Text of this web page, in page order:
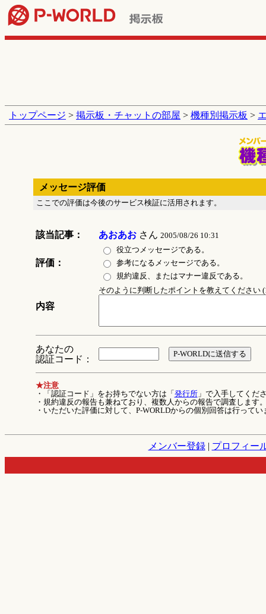
トップページ > 掲示板・チャットの部屋 > 機種別掲示板 >
メッセージ評価
ここでの評価は今後のサービス検証に活用されます。
該当記事： あおあおさん 2005/08/26 10:31
評価：
役立つメッセージである。
参考になるメッセージである。
規約違反、またはマナー違反である。
内容
そのように判断したポイントを教えてください
あなたの
認証コード：
★注意
・「認証コード」をお持ちでない方は「 発行所」で入手してくだ
・規約違反の報告も兼ねており、複数人からの報告で調査します
・いただいた評価に対して、P-WORLDからの個別回答は行ってい
メンバー登録| プロフィー